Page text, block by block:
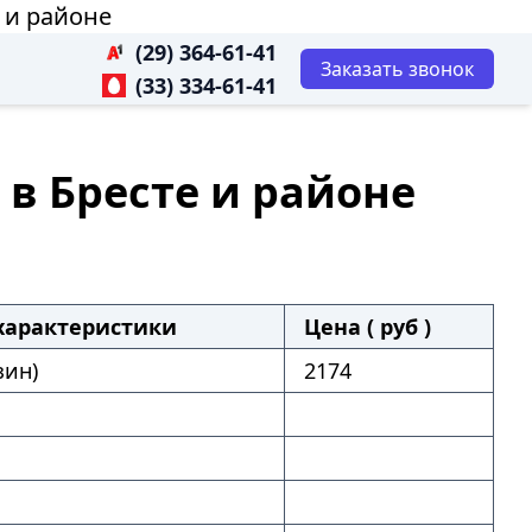
и районе
(29) 364-61-41
(33) 334-61-41
Заказать звонок
Бресте и районе
Цена ( руб )
2174